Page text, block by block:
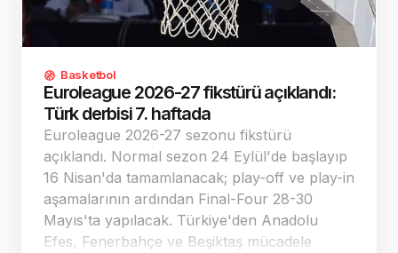
Basketbol
Euroleague 2026-27 fikstürü açıklandı:
Türk derbisi 7. haftada
Euroleague 2026-27 sezonu fikstürü
açıklandı. Normal sezon 24 Eylül'de başlayıp
16 Nisan'da tamamlanacak; play-off ve play-in
aşamalarının ardından Final-Four 28-30
Mayıs'ta yapılacak. Türkiye'den Anadolu
Efes, Fenerbahçe ve Beşiktaş mücadele